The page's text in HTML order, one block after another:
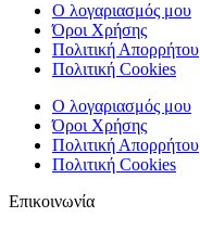
Ο λογαριασμός μου
Όροι Χρήσης
Πολιτική Απορρήτου
Πολιτική Cookies
Ο λογαριασμός μου
Όροι Χρήσης
Πολιτική Απορρήτου
Πολιτική Cookies
Επικοινωνία